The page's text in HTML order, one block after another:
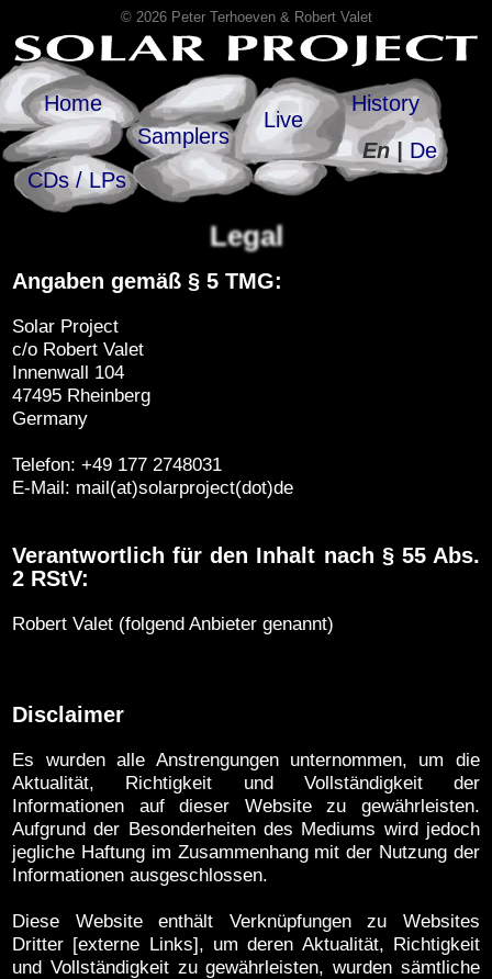
© 2026 Peter Terhoeven & Robert Valet
Home
CDs / LPs
Samplers
Live
History
En |
De
Legal
Angaben gemäß § 5 TMG:
Solar Project
c/o Robert Valet
Innenwall 104
47495 Rheinberg
Germany
Telefon: +49 177 2748031
E-Mail: mail(at)solarproject(dot)de
Verantwortlich für den Inhalt nach § 55 Abs.
2 RStV:
Robert Valet (folgend Anbieter genannt)
Disclaimer
Es wurden alle Anstrengungen unternommen, um die
Aktualität, Richtigkeit und Vollständigkeit der
Informationen auf dieser Website zu gewährleisten.
Aufgrund der Besonderheiten des Mediums wird jedoch
jegliche Haftung im Zusammenhang mit der Nutzung der
Informationen ausgeschlossen.
Diese Website enthält Verknüpfungen zu Websites
Dritter [externe Links], um deren Aktualität, Richtigkeit
und Vollständigkeit zu gewährleisten, wurden sämtliche